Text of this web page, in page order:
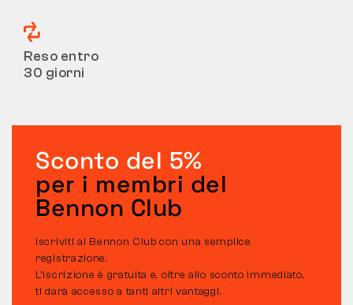
Reso entro
30 giorni
Sconto del 5%
per i membri del
Bennon Club
Iscriviti al Bennon Club con una semplice
registrazione.
L’iscrizione è gratuita e, oltre allo sconto immediato,
ti darà accesso a tanti altri vantaggi.